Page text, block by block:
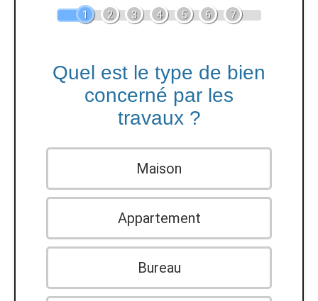
1 2 3 4 5 6 7
Quel est le type de bien
concerné par les
travaux ?
Maison
Appartement
Bureau